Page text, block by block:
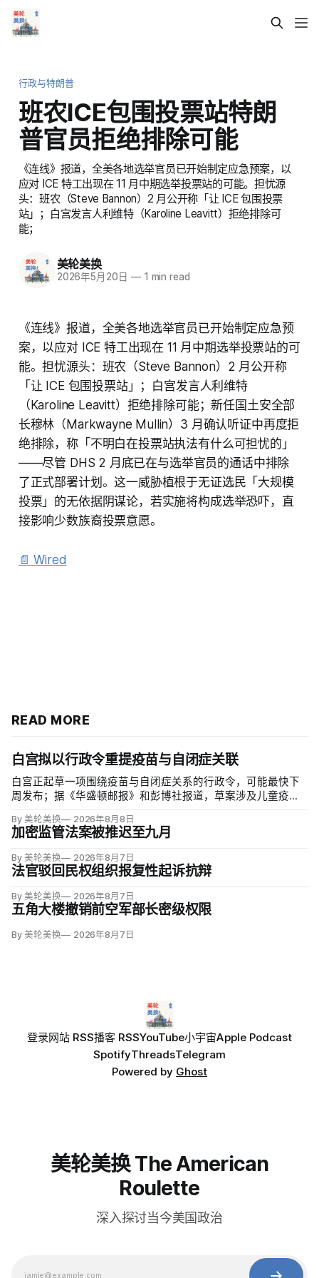
行政与特朗普
班农ICE包围投票站特朗
普官员拒绝排除可能
《连线》报道，全美各地选举官员已开始制定应急预案，以
应对 ICE 特工出现在 11 月中期选举投票站的可能。担忧源
头：班农（Steve Bannon）2 月公开称「让 ICE 包围投票
站」；白宫发言人利维特（Karoline Leavitt）拒绝排除可
能；
美轮美换
2026年5月20日 —1 min read
《连线》报道，全美各地选举官员已开始制定应急预
案，以应对 ICE 特工出现在 11 月中期选举投票站的可
能。担忧源头：班农（Steve Bannon）2 月公开称
「让 ICE 包围投票站」；白宫发言人利维特
（Karoline Leavitt）拒绝排除可能；新任国土安全部
长穆林（Markwayne Mullin）3 月确认听证中再度拒
绝排除，称「不明白在投票站执法有什么可担忧的」
——尽管 DHS 2 月底已在与选举官员的通话中排除
了正式部署计划。这一威胁植根于无证选民「大规模
投票」的无依据阴谋论，若实施将构成选举恐吓，直
接影响少数族裔投票意愿。
📄 Wired
READ MORE
白宫拟以行政令重提疫苗与自闭症关联
白宫正起草一项围绕疫苗与自闭症关系的行政令，可能最快下
周发布；据《华盛顿邮报》和彭博社报道，草案涉及儿童疫苗
项覆盖全球数百万儿童的高质量研究均未发现儿童疫苗导致自
闭症，相关说法源自一项后来撤稿的欺诈性研究，作者也被吊
销执照。
By 美轮美换 2026年8月8日
加密监管法案被推迟至九月
By 美轮美换 2026年8月7日
法官驳回民权组织报复性起诉抗辩
By 美轮美换 2026年8月7日
五角大楼撤销前空军部长密级权限
By 美轮美换 2026年8月7日
登录网站 RSS播客 RSSYouTube小宇宙Apple Podcast
SpotifyThreadsTelegram
Powered by Ghost
美轮美换 The American
Roulette
深入探讨当今美国政治